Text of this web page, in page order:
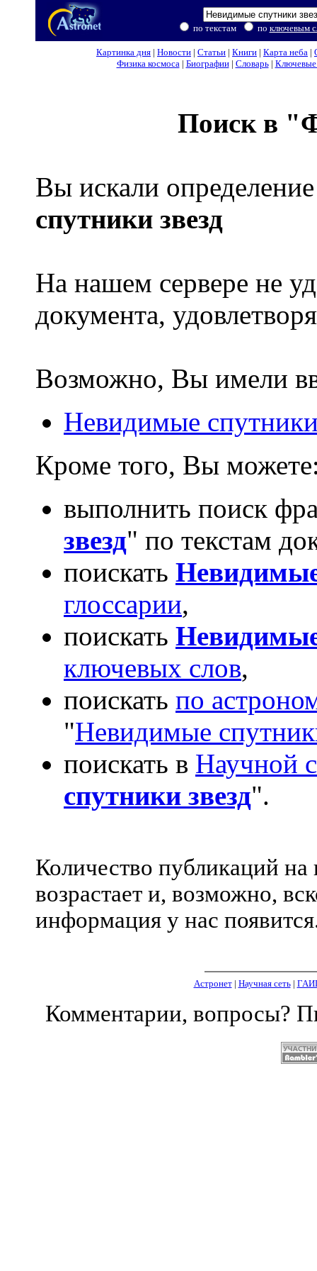
по текстам по ключевым
Картинка дня | Новости | Статьи | Книги | Карта неба |
Физика космоса| Биографии| Словарь| Ключевые
Поиск в
Вы искали
спутники звезд
На нашем сервере не
документа,
Возможно, Вы имели
Невидимые спутники
Кроме того, Вы
выполнить поиск
звезд" по текстам
поискать
глоссарии,
поискать
ключевых слов,
поискать по
"Невидимые
поискать в Научной
спутники звезд".
Количество публикаций
возрастает и, возможно,
информация у нас
Астронет| Научная сеть|
Комментарии, вопросы?